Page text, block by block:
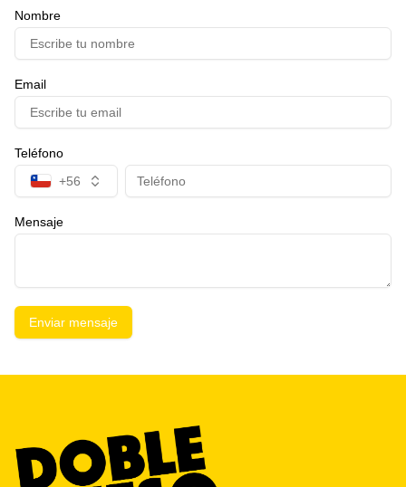
Nombre
Email
Teléfono
+56
Mensaje
Enviar mensaje